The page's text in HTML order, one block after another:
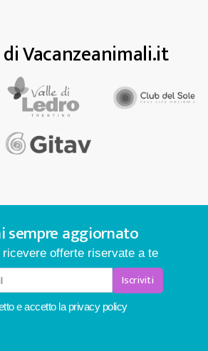
Vacanzeanimali.it
sempre aggiornato
ricevere offerte riservate a te
Iscriviti
e accetto laprivacy policy